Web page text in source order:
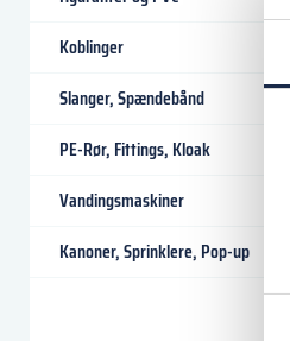
Koblinger
Slanger, Spændebånd
PE-Rør, Fittings, Kloak
Vandingsmaskiner
Kanoner, Sprinklere, Pop-up